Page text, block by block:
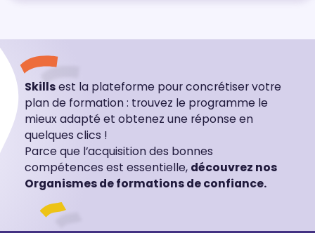
Skillsest la plateforme pour concrétiser votre
plan de formation : trouvez le programme le
mieux adapté et obtenez une réponse en
quelques clics !
Parce que l’acquisition des bonnes
compétences est essentielle, découvrez nos
Organismes de formations de confiance.